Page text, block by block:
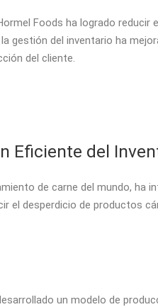
Foods ha logrado reducir
gestión del inventario ha
del cliente.
Eficiente del
de carne del mundo, ha
el desperdicio de productos
un modelo de